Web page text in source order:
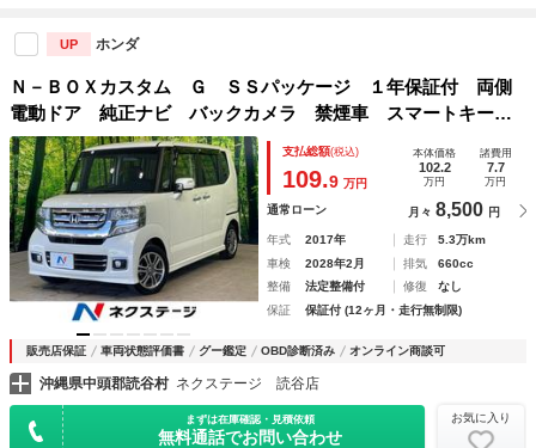
UP ホンダ
Ｎ－ＢＯＸカスタム Ｇ ＳＳパッケージ １年保証付 両側
電動ドア 純正ナビ バックカメラ 禁煙車 スマートキー
ＨＩＤヘッド ビルトインＥＴＣ 純正１４インチアルミ オ
ートライト オートエアコン Ｂｌｕｅｔｏｏｔｈ ＣＤ フ
ルセグ
支払総額(税込)
109.9 万円
本体価格
102.2
万円
諸費用
7.7
万円
通常ローン 月々 8,500 円
年式 2017年 走行
5.3万km
車検
2028年2月 排気
660cc
整備
法定整備付 修復
なし
保証
保証付 (12ヶ月・走行無制限)
販売店保証 車両状態評価書 グー鑑定 OBD診断済み オンライン商談可
沖縄県中頭郡読谷村 ネクステージ 読谷店
まずは在庫確認・見積依頼
無料通話でお問い合わせ
お気に入り